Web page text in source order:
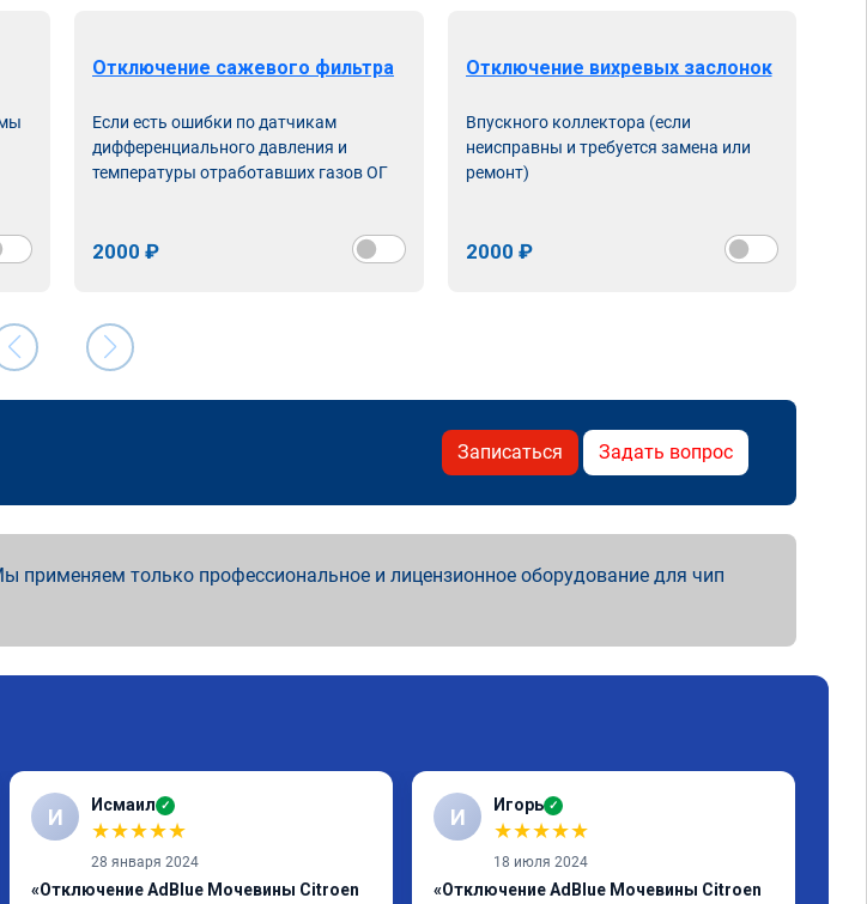
Отключение сажевого фильтра
Если есть ошибки по датчикам
дифференциального давления и
температуры отработавших газов ОГ
2000 ₽
Отключение вихревых заслонок
Впускного коллектора (если
неисправны и требуется замена или
ремонт)
2000 ₽
Записаться Задать вопрос
только профессиональное и лицензионное оборудование для чип
И Исмаил ✓
★★★★★
28 января 2024
«Отключение AdBlue Мочевины Citroen
И Игорь ✓
★★★★★
18 июля 2024
«Отключение AdBlue Мочевины Citroen